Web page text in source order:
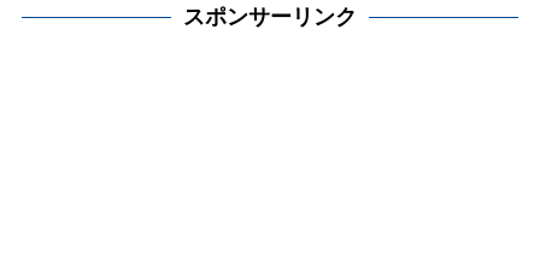
スポンサーリンク